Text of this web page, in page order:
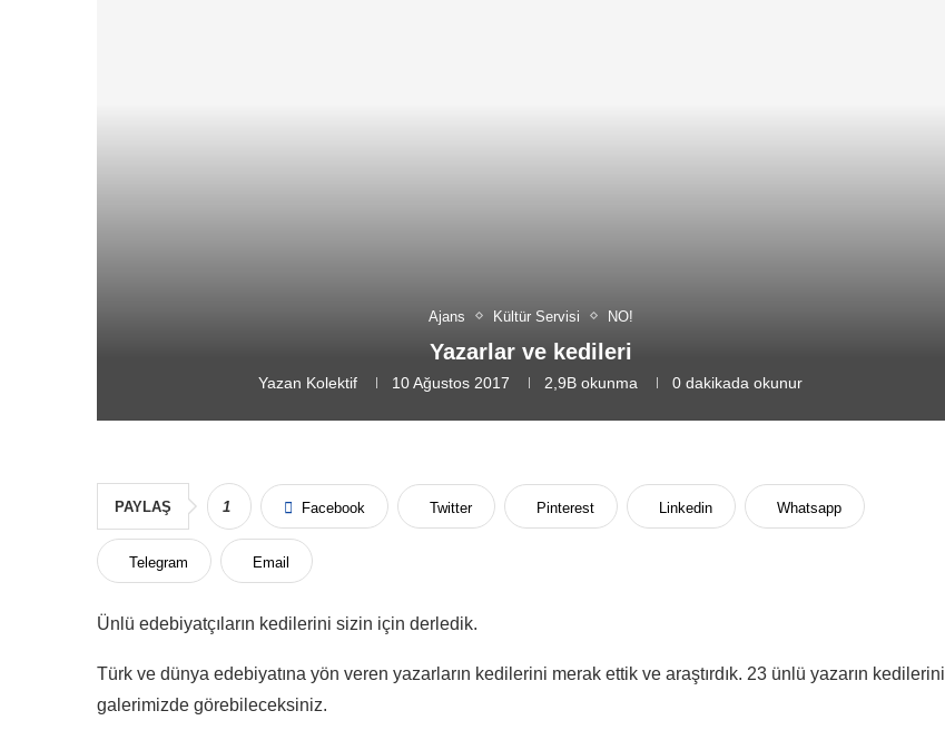
Ajans Kültür Servisi NO!
Yazarlar ve kedileri
Yazan Kolektif 10 Ağustos 2017 2,9B okunma 0 dakikada okunur
PAYLAŞ 1 Facebook Twitter Pinterest Linkedin Whatsapp
Telegram Email
Ünlü edebiyatçıların kedilerini sizin için derledik.
Türk ve dünya edebiyatına yön veren yazarların kedilerini merak ettik ve araştırdık. 23 ünlü yazarın kedilerini
galerimizde görebileceksiniz.